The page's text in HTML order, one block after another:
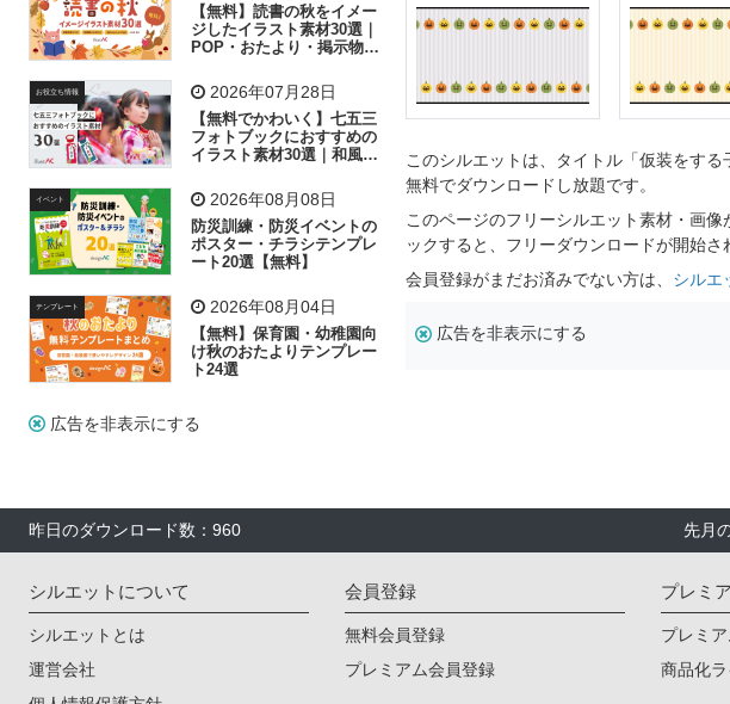
歩く 工場 会社 太陽 キラキラ
子供 作業員 葉 相談 ピクトグラム
【無料】読書の秋をイメー
ジしたイラスト素材30選｜
POP・おたより・掲示物に
お役立ち情報 2026年07月28日
【無料でかわいく】七五三
フォトブックにおすすめの
イラスト素材30選｜和風の
イベント 2026年08月08日
防災訓練・防災イベントの
ポスター・チラシテンプレ
ート20選【無料】
テンプレート 2026年08月04日
【無料】保育園・幼稚園向
け秋のおたよりテンプレー
ト24選
広告を非表示にする
このシルエットは、タイトル「仮装をす
無料でダウンロードし放題です。
このページのフリーシルエット素材・画
ックすると、フリーダウンロードが開始さ
会員登録がまだお済みでない方は、 シルエ
広告を非表示にする
昨日のダウンロード数：960 先月
シルエットについて
シルエットとは
運営会社
会員登録
無料会員登録
プレミアム会員登録
プレミ
プレミ
商品化